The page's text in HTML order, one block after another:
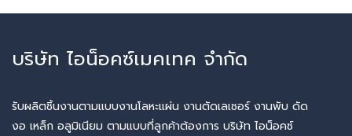
บริษัท ไอน็อคซ์เมคเทค จำกัด
รับผลิตชิ้นงานตามแบบงานโลหะแผ่น งานตัดเลเซอร์ งานพับ ดัด
งอ เหล็ก อลูมิเนียม ตามแบบที่ลูกค้าต้องการ บริษัท ไอน็อคซ์